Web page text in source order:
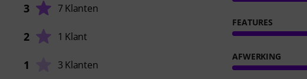
3 7 Klanten
2 1 Klant
1 3 Klanten
FEATURES
AFWERKING